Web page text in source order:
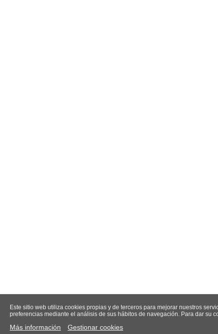
Este sitio web utiliza cookies propias y de terceros para mejorar nuestros
preferencias mediante el análisis de sus hábitos de navegación. Para dar su
Más información Gestionar cookies